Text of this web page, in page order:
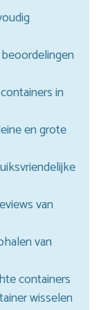
in
en grote
van
van
containers
wisselen